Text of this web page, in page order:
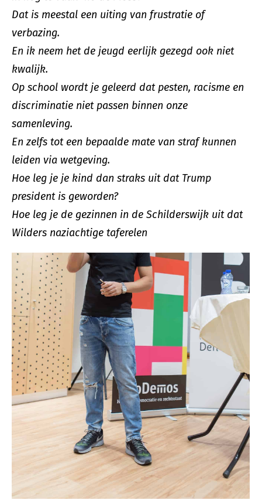
Dat is meestal een uiting van frustratie of
verbazing.
En ik neem het de jeugd eerlijk gezegd ook niet
kwalijk.
Op school wordt je geleerd dat pesten, racisme en
discriminatie niet passen binnen onze
samenleving.
En zelfs tot een bepaalde mate van straf kunnen
leiden via wetgeving.
Hoe leg je je kind dan straks uit dat Trump
president is geworden?
Hoe leg je de gezinnen in de Schilderswijk uit dat
Wilders naziachtige taferelen